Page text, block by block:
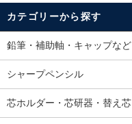
カテゴリーから探す
鉛筆・補助軸・キャップなど
シャープペンシル
芯ホルダー・芯研器・替え芯